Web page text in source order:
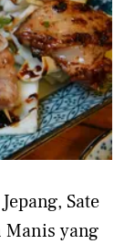
Sate
Manis yang